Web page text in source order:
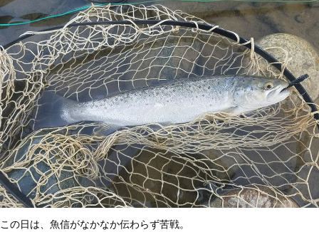
この日は、魚信がなかなか伝わらず苦戦。